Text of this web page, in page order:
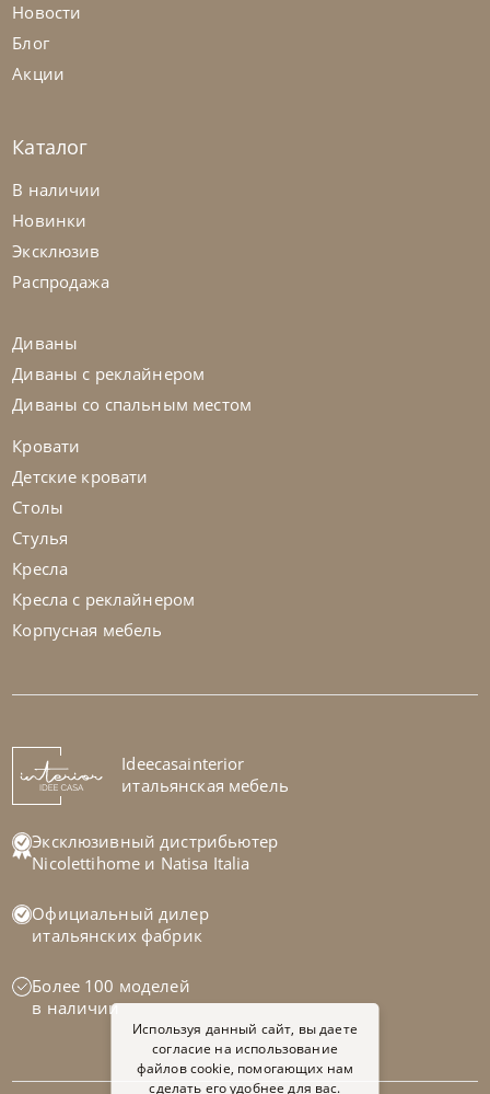
Cattelan Italia
Стул барный Arcadia Couture
Стул барный Axel
На заказ 45-90 дн
Новости
Блог
Акции
Каталог
В наличии
Новинки
Эксклюзив
Распродажа
Диваны
Диваны с реклайнером
Диваны со спальным местом
Кровати
Детские кровати
Столы
Стулья
Кресла
Кресла с реклайнером
Корпусная мебель
Ideecasainterior
итальянская мебель
Эксклюзивный дистрибьютер
Nicolettihome и Natisa Italia
Официальный дилер
итальянских фабрик
Более 100 моделей
в наличии
Используя данный сайт, вы даете
согласие на использование
файлов cookie, помогающих нам
сделать его удобнее для вас.